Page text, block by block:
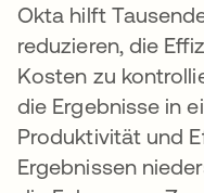
Okta hilft
reduzieren, die
Kosten zu
die Ergebnisse in
Produktivität und
Ergebnissen